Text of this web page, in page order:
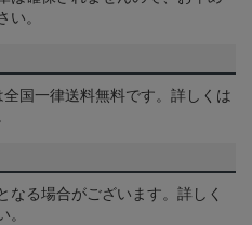
い。
国一律送料無料です。詳しくは
なる場合がございます。詳しく
。